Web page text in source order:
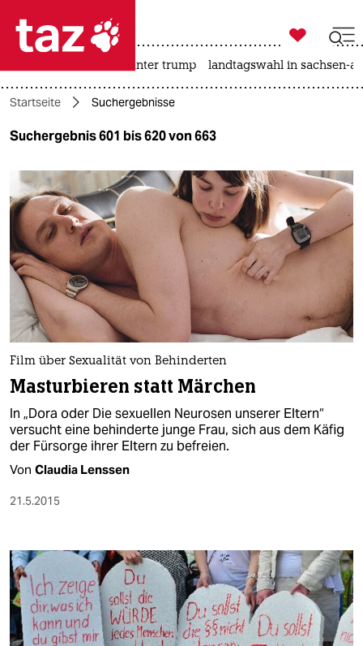
 taz zahl ich
taz zahl ich
themen
politik
öko
gesellschaft
kultur
sport
berlin
wahrheit
verlag
verlag
shop
fragen & hilfe
unterstützen

taz zahl ich
usa unter trump landtagswahl in sachsen-
Startseite Suchergebnisse
Suchergebnis 601 bis 620 von 663
Film über Sexualität von Behinderten
Masturbieren statt Märchen
In „Dora oder Die sexuellen Neurosen unserer Eltern“
versucht eine behinderte junge Frau, sich aus dem Käfig
der Fürsorge ihrer Eltern zu befreien.
Von Claudia Lenssen
21.5.2015